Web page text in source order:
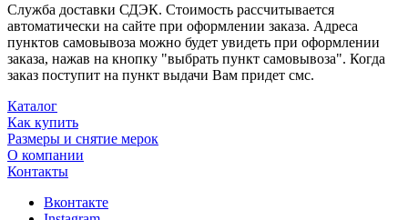
Служба доставки СДЭК. Стоимость рассчитывается
автоматически на сайте при оформлении заказа. Адреса
пунктов самовывоза можно будет увидеть при оформлении
заказа, нажав на кнопку "выбрать пункт самовывоза". Когда
заказ поступит на пункт выдачи Вам придет смс.
Каталог
Как купить
Размеры и снятие мерок
О компании
Контакты
Вконтакте